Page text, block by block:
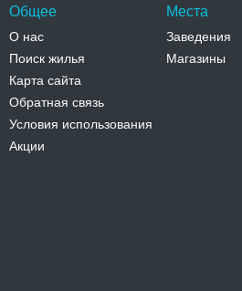
Общее
О нас
Поиск жилья
Карта сайта
Обратная связь
Условия использования
Акции
Места
Заведения
Магазины